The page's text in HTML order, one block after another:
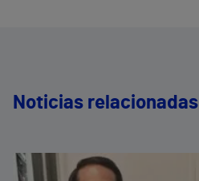
Noticias relacionadas